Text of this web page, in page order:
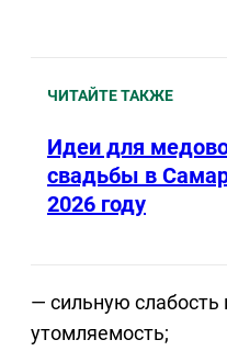
ЧИТАЙТЕ ТАКЖЕ
Идеи для
свадьбы в
2026 году
— сильную
утомляемость;